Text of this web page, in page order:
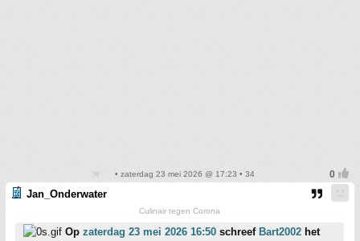
• zaterdag 23 mei 2026 @ 17:23 • 34
Jan_Onderwater
Culinair tegen Corona
Op zaterdag 23 mei 2026 16:50 schreef Bart2002 het